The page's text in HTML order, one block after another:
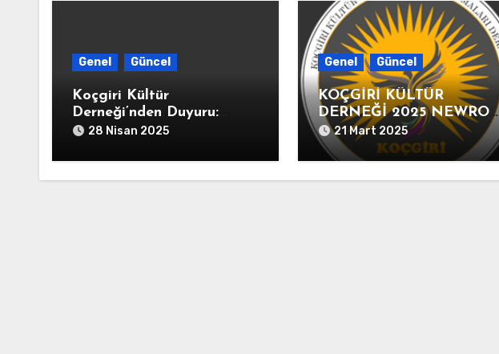
Genel Güncel
Koçgiri Kültür
Derneği’nden Duyuru:
Değerli dostlar, sevgili
Belgeleriyle KOÇGİRİ
TARİHİ” kitabımız 10
28 Nisan 2025
Genel Güncel
KOÇGİRİ KÜLTÜR
DERNEĞİ 2025 NEWROZ
AÇIKLAMASI
21 Mart 2025